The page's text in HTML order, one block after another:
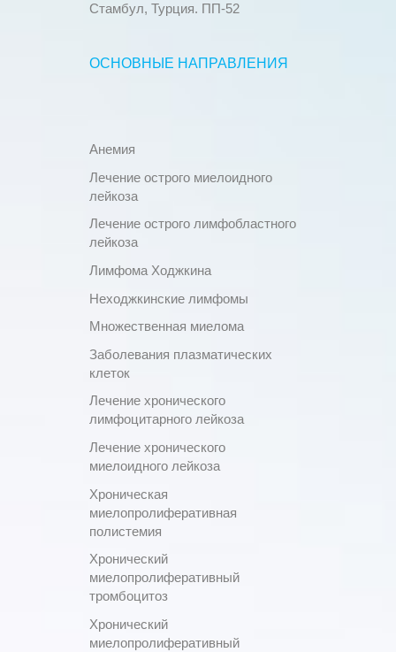
Стамбул, Турция. ПП-52
ОСНОВНЫЕ НАПРАВЛЕНИЯ
Анемия
Лечение острого миелоидного
лейкоза
Лечение острого лимфобластного
лейкоза
Лимфома Ходжкина
Неходжкинские лимфомы
Множественная миелома
Заболевания плазматических
клеток
Лечение хронического
лимфоцитарного лейкоза
Лечение хронического
миелоидного лейкоза
Хроническая
миелопролиферативная
полистемия
Хронический
миелопролиферативный
тромбоцитоз
Хронический
миелопролиферативный